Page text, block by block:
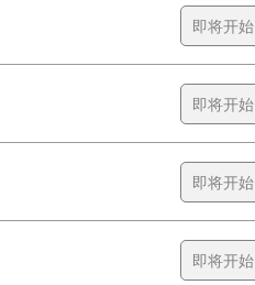
即将开始
即将开始
即将开始
即将开始